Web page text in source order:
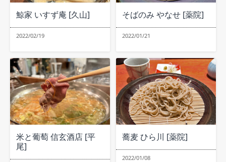
鯨家 いすず庵 [久山]
2022/02/19
そばのみ やなせ [薬院]
2022/01/21
米と葡萄 信玄酒店 [平
尾]
蕎麦 ひら川 [薬院]
2022/01/08